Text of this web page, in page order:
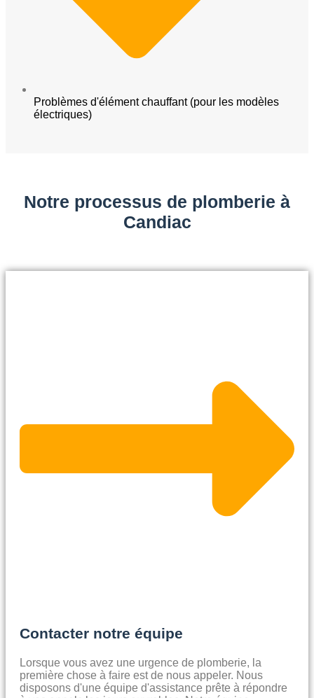
Problèmes d'élément chauffant (pour les modèles
électriques)
Notre processus de plomberie à
Candiac
Contacter notre équipe
Lorsque vous avez une urgence de plomberie, la
première chose à faire est de nous appeler. Nous
disposons d'une équipe d'assistance prête à répondre